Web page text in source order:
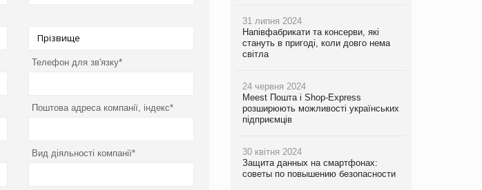
Телефон для зв'язку*
Поштова адреса компанії, індекс*
Вид діяльності компанії*
31 липня 2024
Напівфабрикати та консерви, які
стануть в пригоді, коли довго нема
світла
24 червня 2024
Meest Пошта і Shop-Express
розширюють можливості українських
підприємців
30 квітня 2024
Защита данных на смартфонах:
советы по повышению безопасности